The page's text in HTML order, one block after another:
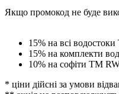
Якщо промокод не буде
15% на всі
15% на комплекти
10% на софіти ТМ
* ціни дійсні за умови